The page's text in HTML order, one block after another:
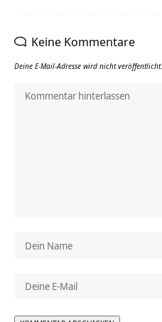
Keine Kommentare
Deine E-Mail-Adresse wird nicht veröffentlicht.